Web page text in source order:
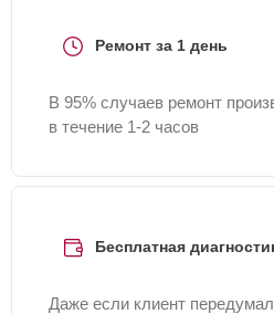
Ремонт за 1 день
В 95% случаев ремонт
в течение 1-2 часов
Бесплатная
Даже если клиент